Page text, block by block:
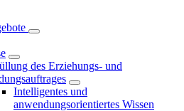
des Erziehungs- und
Intelligentes und
anwendungsorientiertes Wissen